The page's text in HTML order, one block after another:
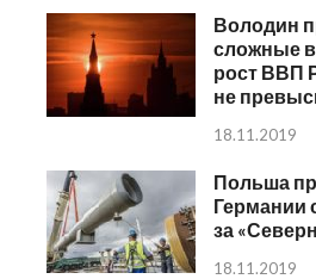
Володин
сложные
рост ВВП
не
18.11.2019
Польша
Германии
за
18.11.2019